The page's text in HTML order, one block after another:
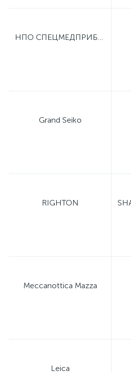
НПО СПЕЦМЕДПРИБОР
Grand Seiko
RIGHTON
Meccanottica Mazza
Leica